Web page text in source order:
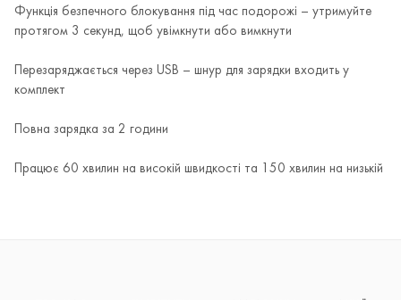
Функція безпечного блокування під час подорожі – утримуйте
протягом 3 секунд, щоб увімкнути або вимкнути
Перезаряджається через USB – шнур для зарядки входить у
комплект
Повна зарядка за 2 години
Працює 60 хвилин на високій швидкості та 150 хвилин на низькій